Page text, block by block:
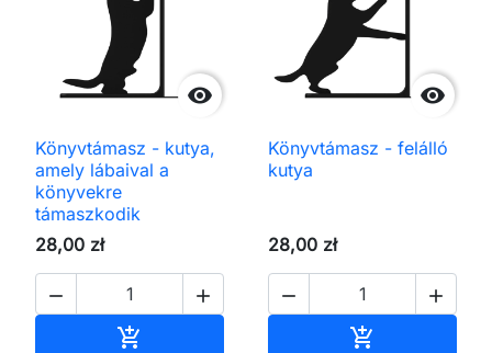

Könyvtámasz - kutya,
amely lábaival a
könyvekre
támaszkodik
28,00 zł
 


Könyvtámasz - felálló
kutya
28,00 zł
 
